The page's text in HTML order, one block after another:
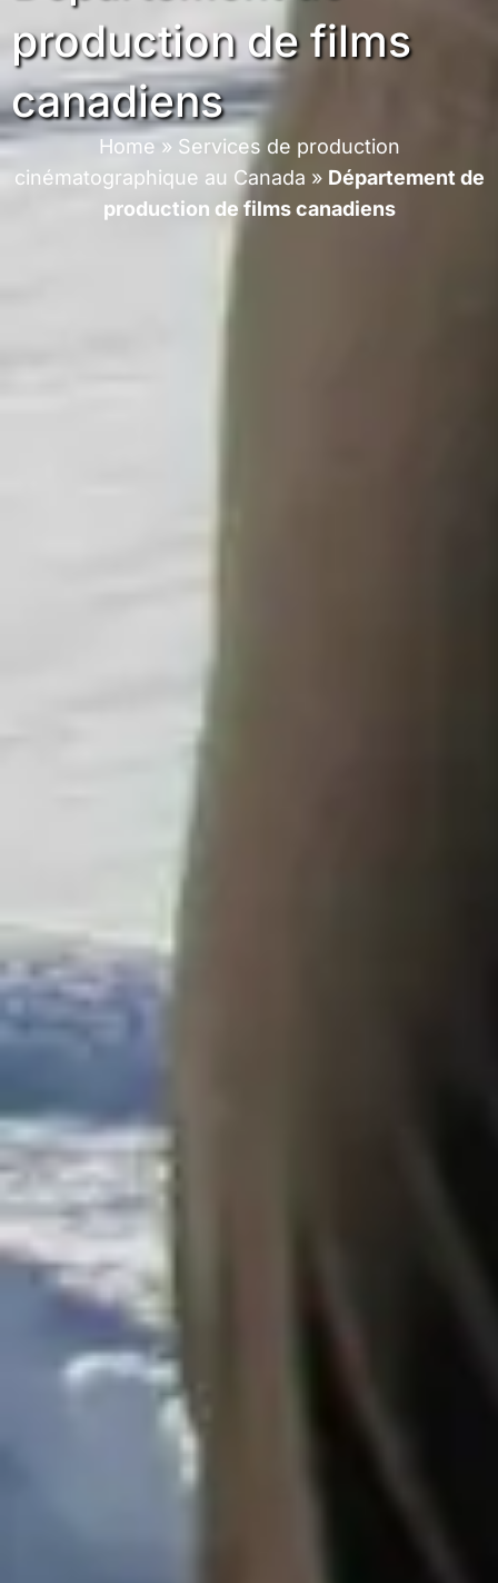
production de films
canadiens
Home » Services de production
cinématographique au Canada » Département de
production de films canadiens